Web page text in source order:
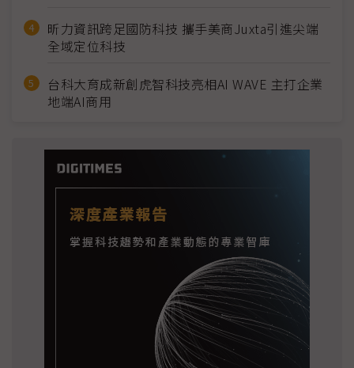
昕力資訊跨足國防科技 攜手美商Juxta引進尖端
全域定位科技
台科大育成新創虎智科技亮相AI WAVE 主打企業
地端AI商用